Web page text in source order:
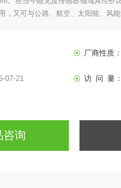
，又可与公路、航空、太阳能、风
厂商性质
07-21 访 问 量：
咨询